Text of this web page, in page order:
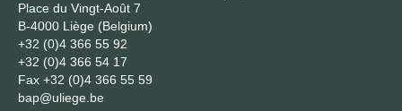
Place du Vingt-Août 7
B-4000 Liège (Belgium)
+32 (0)4 366 55 92
+32 (0)4 366 54 17
Fax +32 (0)4 366 55 59
bap@uliege.be